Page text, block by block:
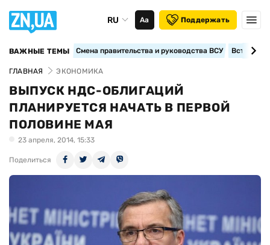
RU Аа Поддержать
ВАЖНЫЕ ТЕМЫ Смена правительства и руководства ВСУ
ГЛАВНАЯ ЭКОНОМИКА
ВЫПУСК НДС-ОБЛИГАЦИЙ
ПЛАНИРУЕТСЯ НАЧАТЬ В ПЕРВОЙ
ПОЛОВИНЕ МАЯ
23 апреля, 2014, 15:33
Поделиться